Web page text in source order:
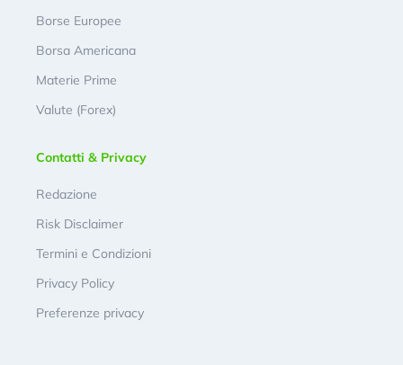
Borse Europee
Borsa Americana
Materie Prime
Valute (Forex)
Contatti & Privacy
Redazione
Risk Disclaimer
Termini e Condizioni
Privacy Policy
Preferenze privacy